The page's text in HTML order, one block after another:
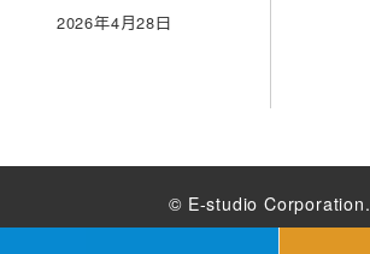
2026年4月28日
© E-studio Corporation.